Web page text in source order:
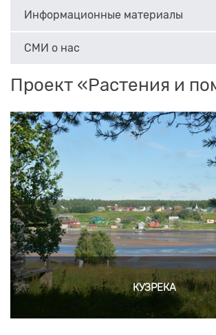
Информационные материалы
СМИ о нас
Проект «Растения и
КУЗРЕКА